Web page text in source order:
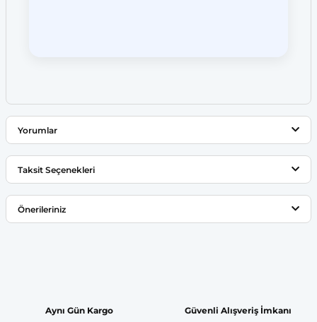
Yorumlar
Bu ürüne ilk yorumu siz yapın!
Taksit Seçenekleri
Önerileriniz
Aynı Gün Kargo
Güvenli Alışveriş İmkanı